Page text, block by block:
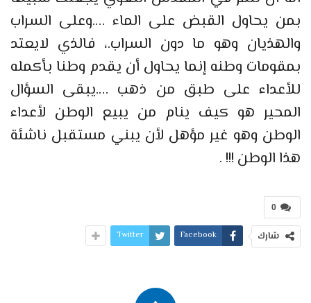
بمن يحاول القبض على الماء ….وعلى السراب
والهذيان وهو ما دون السراب.، فالذي لايعتد
بمقومات وطنه إنما يحاول أن يقدم وطنا بأكمله
للأعداء على طبق من ذهب ….يبقى السؤال
المحير هو كيف ينام من يبيع الوطن لأعداء
الوطن وهو غير مؤهل لأن يبني مستقبل ناشئة
هذا الوطن !!! .
0
شارك Facebook
Twitter